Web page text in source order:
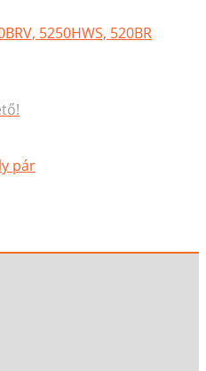
5250HWS, 520BR
pár